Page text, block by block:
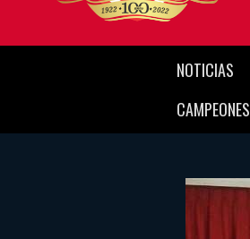
NOTICIAS
CAMPEONES